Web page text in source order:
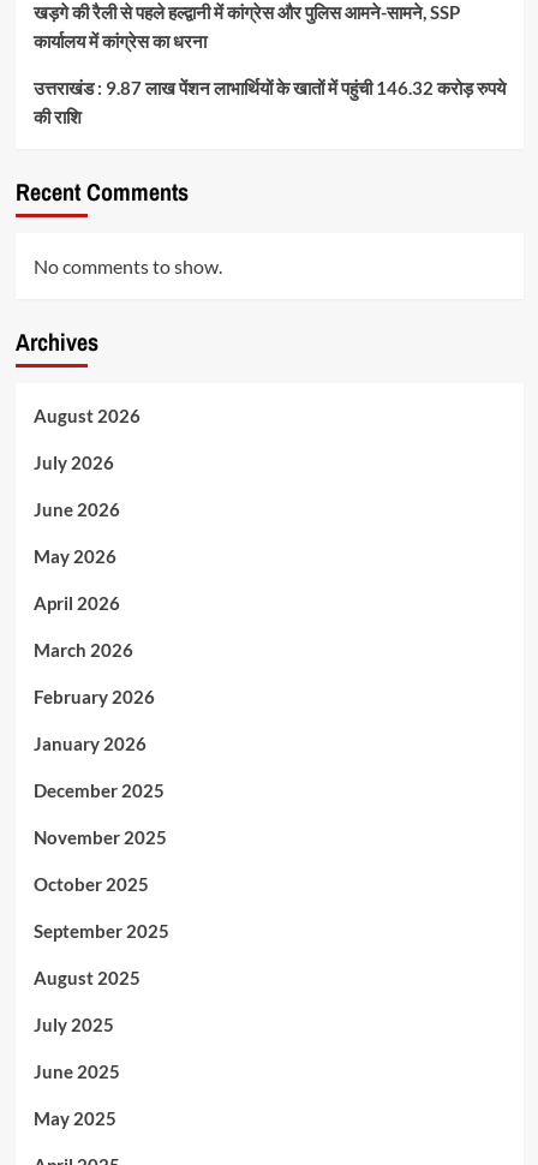
खड़गे की रैली से पहले हल्द्वानी में कांग्रेस और पुलिस आमने-सामने, SSP
कार्यालय में कांग्रेस का धरना
उत्तराखंड : 9.87 लाख पेंशन लाभार्थियों के खातों में पहुंची 146.32 करोड़ रुपये
की राशि
Recent Comments
No comments to show.
Archives
August 2026
July 2026
June 2026
May 2026
April 2026
March 2026
February 2026
January 2026
December 2025
November 2025
October 2025
September 2025
August 2025
July 2025
June 2025
May 2025